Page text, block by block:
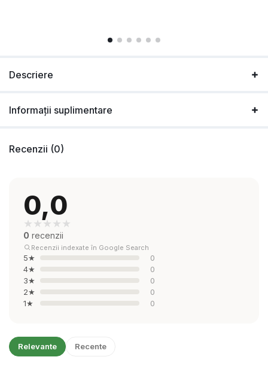
Descriere
Informații suplimentare
Recenzii (0)
0,0
★★★★★
0 recenzii
Recenzii indexate în Google Search
5★
0
4★
0
3★
0
2★
0
1★
0
Relevante Recente